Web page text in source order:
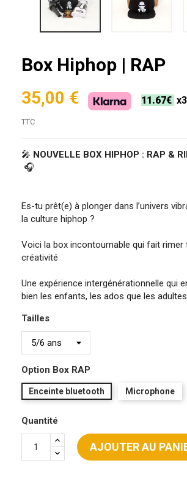
Box Hiphop | RAP
35,00 € 11.67€
TTC
🎤 NOUVELLE BOX HIPHOP : RAP &
🎧
Es-tu prêt(e) à plonger dans l’univers
la culture hiphop ?
Voici la box incontournable qui fait rimer
créativité
Une expérience intergénérationnelle qui
bien les enfants, les ados que les
Tailles
Option Box RAP
Enceinte bluetooth Microphone
Quantité
AJOUTER AU